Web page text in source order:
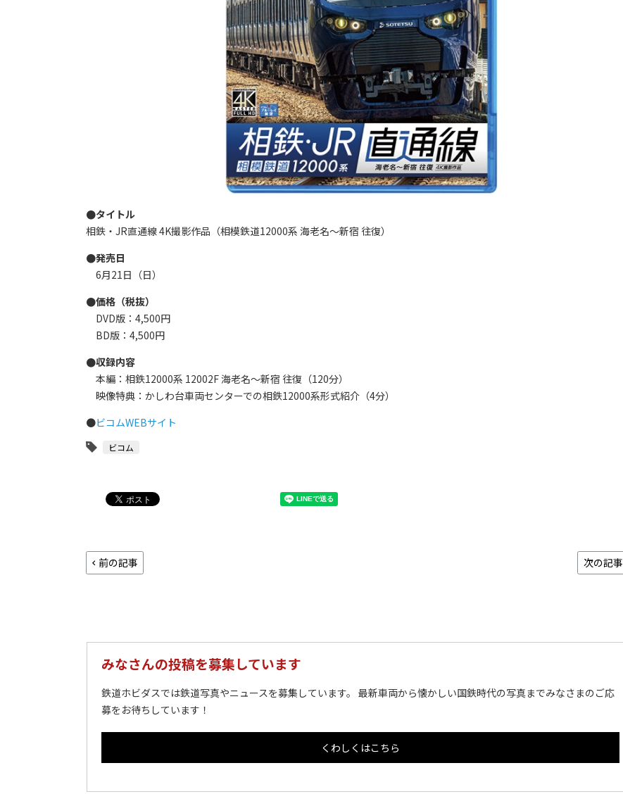
●タイトル
相鉄・JR直通線 4K撮影作品（相模鉄道12000系 海老名～新宿 往復）
●発売日
6月21日（日）
●価格（税抜）
DVD版：4,500円
BD版：4,500円
●収録内容
本編：相鉄12000系 12002F 海老名～新宿 往復（120分）
映像特典：かしわ台車両センターでの相鉄12000系形式紹介（4分）
●ビコムWEBサイト
ビコム
前の記事 次の記事
みなさんの投稿を募集しています
鉄道ホビダスでは鉄道写真やニュースを募集しています。 最新車両から懐かしい国鉄時代の写真までみなさまのご応
募をお待ちしています！
くわしくはこちら